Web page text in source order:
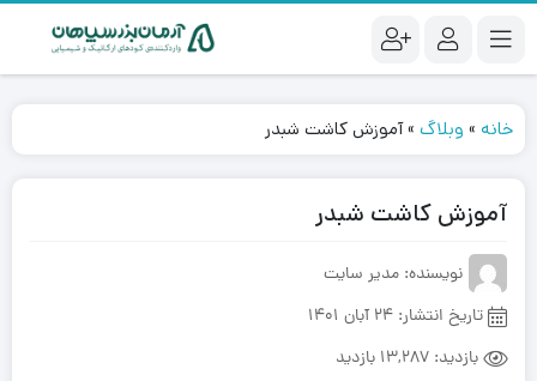
خانه » وبلاگ »آموزش کاشت شبدر
آموزش کاشت شبدر
نویسنده: مدیر سایت
تاریخ انتشار: 24 آبان 1401
بازدید: 13,287 بازدید